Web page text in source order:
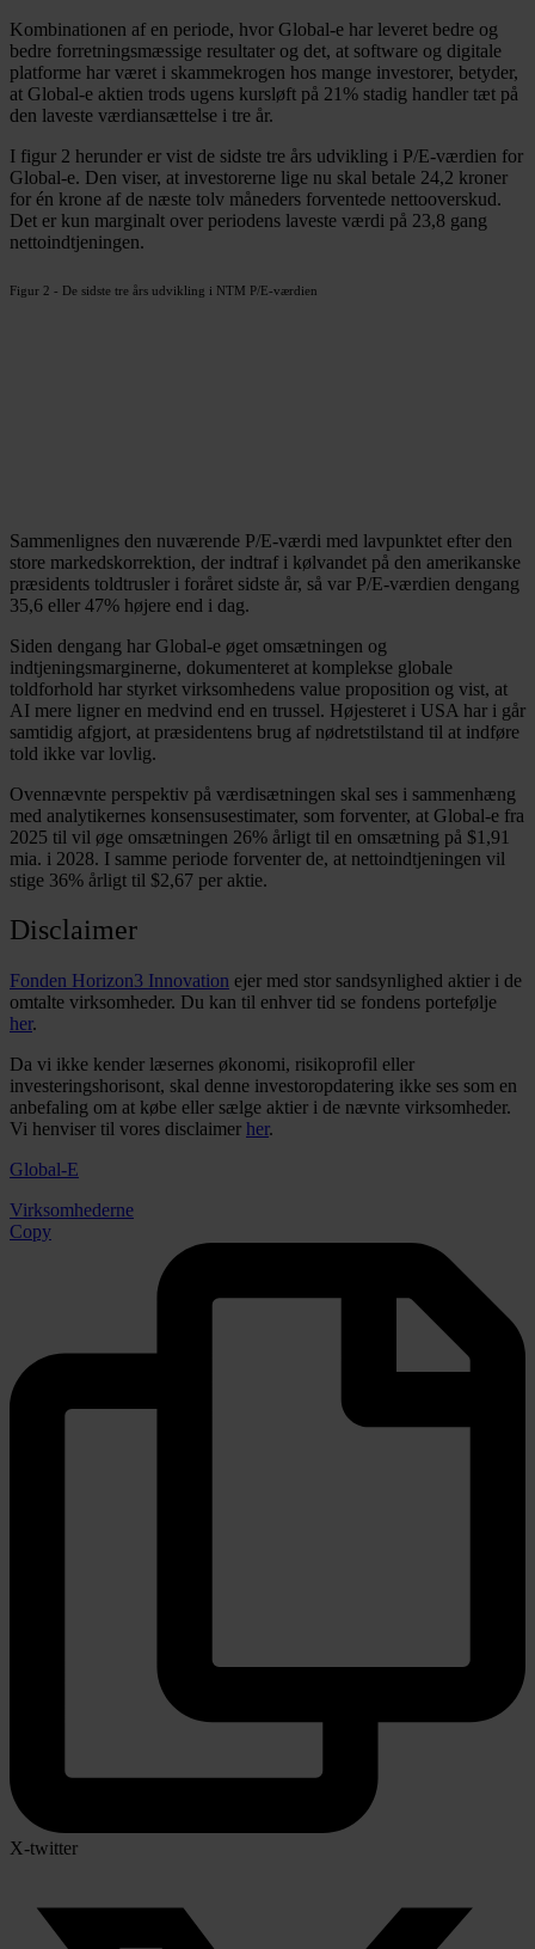
Kombinationen af en periode, hvor Global-e har leveret bedre og
bedre forretningsmæssige resultater og det, at software og digitale
platforme har været i skammekrogen hos mange investorer, betyder,
at Global-e aktien trods ugens kursløft på 21% stadig handler tæt på
den laveste værdiansættelse i tre år.
I figur 2 herunder er vist de sidste tre års udvikling i P/E-værdien for
Global-e. Den viser, at investorerne lige nu skal betale 24,2 kroner
for én krone af de næste tolv måneders forventede nettooverskud.
Det er kun marginalt over periodens laveste værdi på 23,8 gang
nettoindtjeningen.
Figur 2 - De sidste tre års udvikling i NTM P/E-værdien
Sammenlignes den nuværende P/E-værdi med lavpunktet efter den
store markedskorrektion, der indtraf i kølvandet på den amerikanske
præsidents toldtrusler i foråret sidste år, så var P/E-værdien dengang
35,6 eller 47% højere end i dag.
Siden dengang har Global-e øget omsætningen og
indtjeningsmarginerne, dokumenteret at komplekse globale
toldforhold har styrket virksomhedens value proposition og vist, at
AI mere ligner en medvind end en trussel. Højesteret i USA har i går
samtidig afgjort, at præsidentens brug af nødretstilstand til at indføre
told ikke var lovlig.
Ovennævnte perspektiv på værdisætningen skal ses i sammenhæng
med analytikernes konsensusestimater, som forventer, at Global-e fra
2025 til vil øge omsætningen 26% årligt til en omsætning på $1,91
mia. i 2028. I samme periode forventer de, at nettoindtjeningen vil
stige 36% årligt til $2,67 per aktie.
Disclaimer
Fonden Horizon3 Innovation ejer med stor sandsynlighed aktier i de
omtalte virksomheder. Du kan til enhver tid se fondens portefølje
her.
Da vi ikke kender læsernes økonomi, risikoprofil eller
investeringshorisont, skal denne investoropdatering ikke ses som en
anbefaling om at købe eller sælge aktier i de nævnte virksomheder.
Vi henviser til vores disclaimer her.
Global-E
Virksomhederne
Copy
X-twitter